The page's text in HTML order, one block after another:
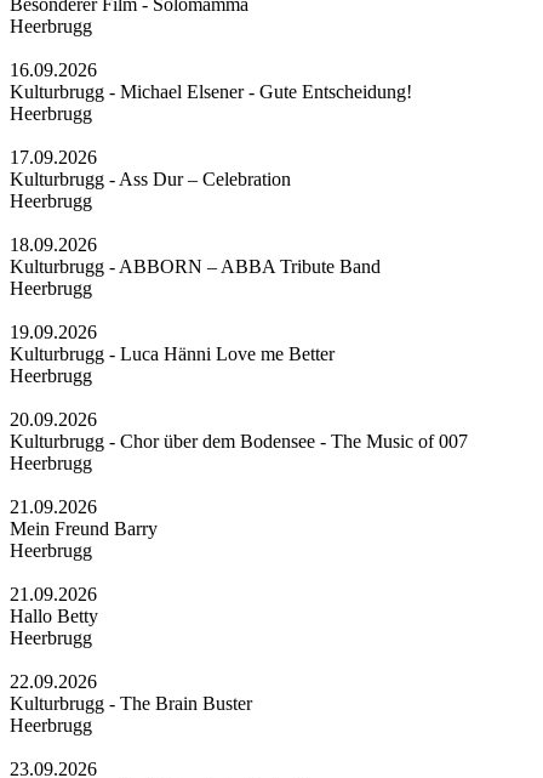
Heerbrugg
16.09.2026
Kulturbrugg - Michael Elsener - Gute Entscheidung!
Heerbrugg
17.09.2026
Kulturbrugg - Ass Dur – Celebration
Heerbrugg
18.09.2026
Kulturbrugg - ABBORN – ABBA Tribute Band
Heerbrugg
19.09.2026
Kulturbrugg - Luca Hänni Love me Better
Heerbrugg
20.09.2026
Kulturbrugg - Chor über dem Bodensee - The Music of 007
Heerbrugg
21.09.2026
Mein Freund Barry
Heerbrugg
21.09.2026
Hallo Betty
Heerbrugg
22.09.2026
Kulturbrugg - The Brain Buster
Heerbrugg
23.09.2026